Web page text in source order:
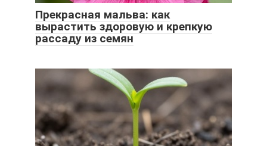
Прекрасная мальва: как
вырастить здоровую и крепкую
рассаду из семян